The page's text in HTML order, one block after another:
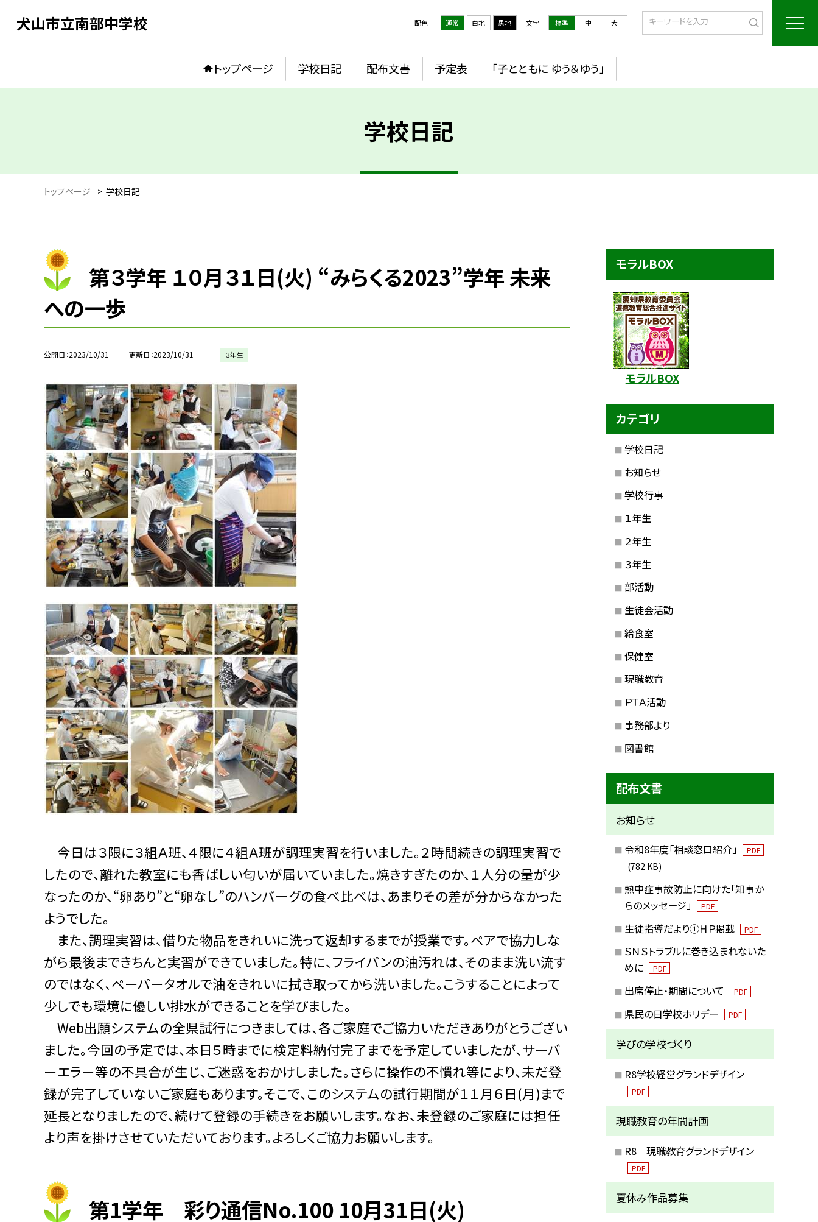
犬山市立南部中学校 配色 通常 白地 黒地 文字 標準 中 大
トップページ 学校日記 配布文書 予定表 「子とともに ゆう＆ゆう」
学校日記
トップページ > 学校日記
第３学年 １０月３１日(火) “みらくる2023”学年 未来
への一歩
公開日 2023/10/31 更新日 2023/10/31 ３年生
今日は３限に３組Ａ班、４限に４組Ａ班が調理実習を行いました。２時間続きの調理実習で
したので、離れた教室にも香ばしい匂いが届いていました。焼きすぎたのか、１人分の量が少
なったのか、“卵あり”と“卵なし”のハンバーグの食べ比べは、あまりその差が分からなかった
ようでした。
また、調理実習は、借りた物品をきれいに洗って返却するまでが授業です。ペアで協力しな
がら最後まできちんと実習ができていました。特に、フライパンの油汚れは、そのまま洗い流す
のではなく、ペーパータオルで油をきれいに拭き取ってから洗いました。こうすることによって
少しでも環境に優しい排水ができることを学びました。
Web出願システムの全県試行につきましては、各ご家庭でご協力いただきありがとうござい
ました。今回の予定では、本日５時までに検定料納付完了までを予定していましたが、サーバ
ーエラー等の不具合が生じ、ご迷惑をおかけしました。さらに操作の不慣れ等により、未だ登
録が完了していないご家庭もあります。そこで、このシステムの試行期間が１１月６日(月)まで
延長となりましたので、続けて登録の手続きをお願いします。なお、未登録のご家庭には担任
より声を掛けさせていただいております。よろしくご協力お願いします。
第1学年 彩り通信No.100 10月31日(火)
モラルBOX
モラルBOX
カテゴリ
学校日記
お知らせ
学校行事
１年生
２年生
３年生
部活動
生徒会活動
給食室
保健室
現職教育
ＰＴＡ活動
事務部より
図書館
配布文書
お知らせ
令和8年度「相談窓口紹介」 PDF
(782 KB)
熱中症事故防止に向けた「知事か
らのメッセージ」
PDF
生徒指導だより①ＨＰ掲載 PDF
ＳＮＳトラブルに巻き込まれないた
めに
PDF
出席停止・期間について PDF
県民の日学校ホリデー PDF
学びの学校づくり
R8学校経営グランドデザイン
PDF
現職教育の年間計画
R8 現職教育グランドデザイン
PDF
夏休み作品募集